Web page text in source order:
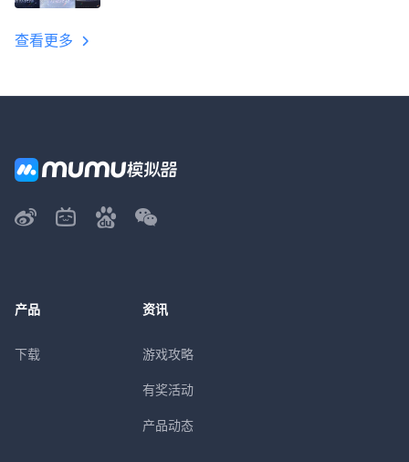
查看更多
产品
下载
资讯
游戏攻略
有奖活动
产品动态